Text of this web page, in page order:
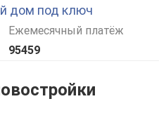
дом под ключ
Ежемесячный платёж
95459